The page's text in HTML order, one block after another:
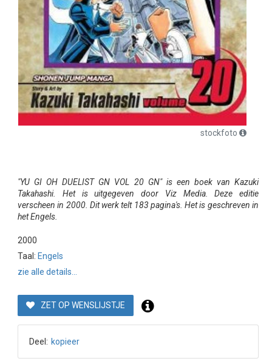
stockfoto
"YU GI OH DUELIST GN VOL 20 GN" is een boek van Kazuki
Takahashi. Het is uitgegeven door Viz Media. Deze editie
verscheen in 2000. Dit werk telt 183 pagina's. Het is geschreven in
het Engels.
2000
Taal: Engels
zie alle details...
ZET OP WENSLIJSTJE
Deel: kopieer